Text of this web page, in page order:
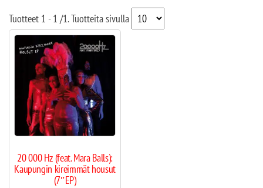
Tuotteet 1 - 1 /1. Tuotteita sivulla
20 000 Hz (feat. Mara Balls):
Kaupungin kireimmät housut
(7″EP)